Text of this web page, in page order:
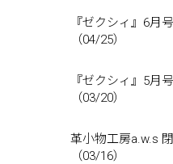
『ゼクシィ』6月
（04/25）
『ゼクシィ』5月
（03/20）
革小物工房a.w.s
（03/16）